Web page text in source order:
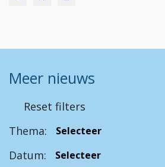
Meer nieuws
Reset filters
Thema:
Datum: